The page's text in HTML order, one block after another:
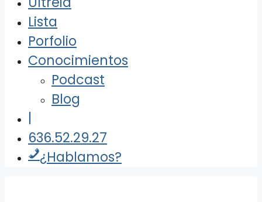
Lista
Porfolio
Conocimientos
Podcast
Blog
|
636.52.29.27
¿Hablamos?